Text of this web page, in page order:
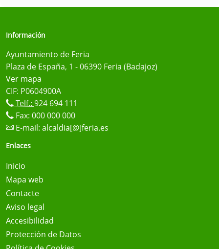
Información
Ayuntamiento de Feria
Plaza de España, 1 - 06390 Feria (Badajoz)
Ver mapa
CIF: P0604900A
Telf.: 924 694 111
Fax: 000 000 000
E-mail: alcaldia[@]feria.es
Enlaces
Inicio
Mapa web
Contacte
Aviso legal
Accesibilidad
Protección de Datos